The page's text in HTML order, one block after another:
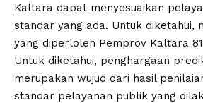
Kaltara dapat menyesuaikan
standar yang ada. Untuk diketahui,
yang diperloleh Pemprov Kaltara
Untuk diketahui, penghargaan
merupakan wujud dari hasil
standar pelayanan publik yang